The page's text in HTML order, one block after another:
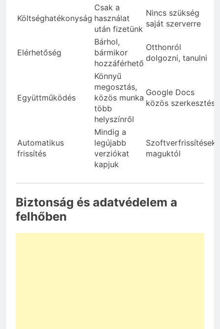
Költséghatékonyság
Csak a
használat
után fizetünk
Nincs szükség
saját szerverre
Elérhetőség
Bárhol,
bármikor
hozzáférhető
Otthonról
dolgozni, tanulni
Együttműködés
Könnyű
megosztás,
közös munka
több
helyszínről
Google Docs
közös szerkesztés
Automatikus
frissítés
Mindig a
legújabb
verziókat
kapjuk
Szoftverfrissítések
maguktól
Biztonság és adatvédelem a
felhőben